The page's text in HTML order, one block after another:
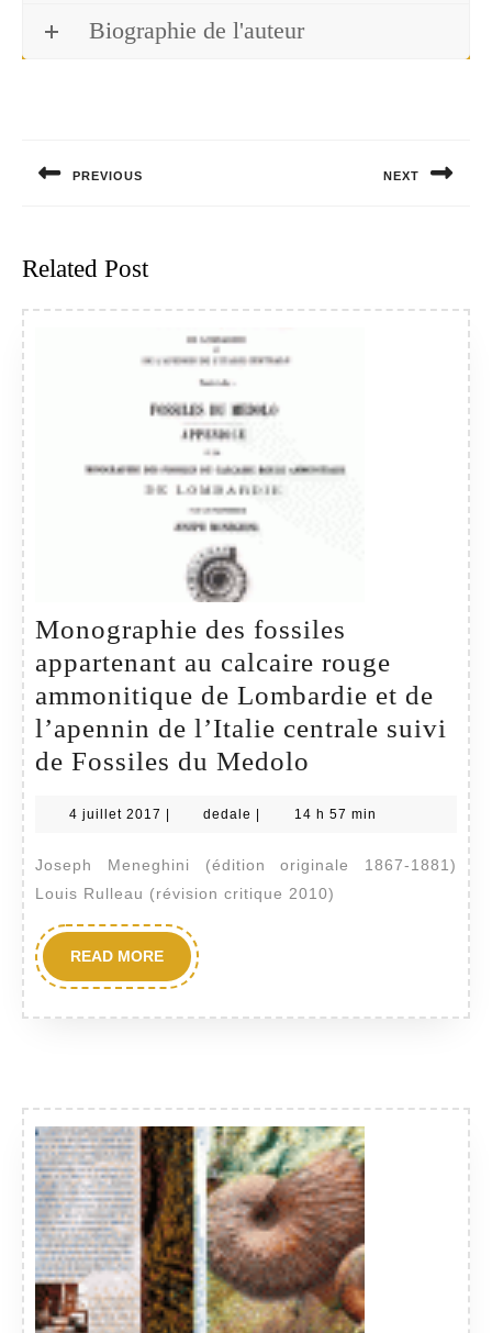
Biographie de l'auteur
l’articlePREVIOUS NEXT
Related Post
Monographie des fossiles
appartenant au calcaire rouge
ammonitique de Lombardie et de
l’apennin de l’Italie centrale suivi
de Fossiles du Medolo Monographie
fossiles
appartenant
au
de
de
l’apennin
de
l’Italie
centrale
suivi
de
4 juillet 2017 4| dedale dedale
| 14 h 57 min
Joseph Meneghini (édition originale 1867-1881)
Louis Rulleau (révision critique 2010)
READ MOREREAD
MORE